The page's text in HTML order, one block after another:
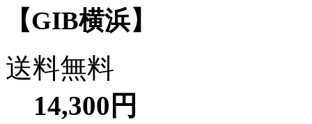
【GIB横浜】
送料無料
14,300円